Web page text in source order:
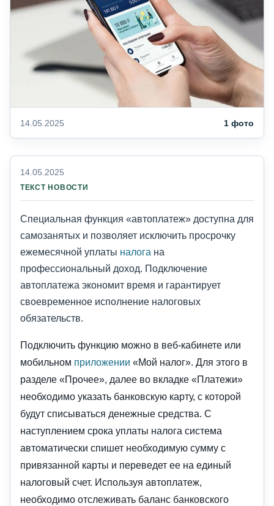
14.05.2025 1 фото
14.05.2025
ТЕКСТ НОВОСТИ
Специальная функция «автоплатеж» доступна для
самозанятых и позволяет исключить просрочку
ежемесячной уплаты налога на
профессиональный доход. Подключение
автоплатежа экономит время и гарантирует
своевременное исполнение налоговых
обязательств.
Подключить функцию можно в веб-кабинете или
мобильном приложении «Мой налог». Для этого в
разделе «Прочее», далее во вкладке «Платежи»
необходимо указать банковскую карту, с которой
будут списываться денежные средства. С
наступлением срока уплаты налога система
автоматически спишет необходимую сумму с
привязанной карты и переведет ее на единый
налоговый счет. Используя автоплатеж,
необходимо отслеживать баланс банковского